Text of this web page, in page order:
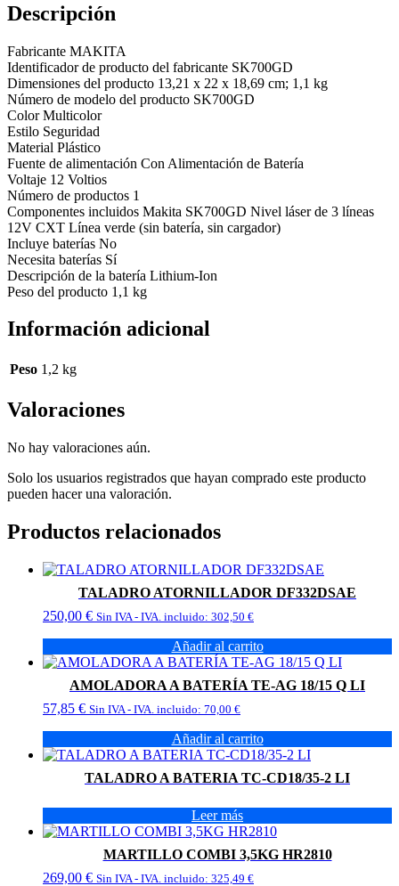
Descripción
Fabricante ‎MAKITA
Identificador de producto del fabricante ‎SK700GD
Dimensiones del producto ‎13,21 x 22 x 18,69 cm; 1,1 kg
Número de modelo del producto ‎SK700GD
Color ‎Multicolor
Estilo ‎Seguridad
Material ‎Plástico
Fuente de alimentación ‎Con Alimentación de Batería
Voltaje ‎12 Voltios
Número de productos ‎1
Componentes incluidos ‎Makita SK700GD Nivel láser de 3 líneas
12V CXT Línea verde (sin batería, sin cargador)
Incluye baterías ‎No
Necesita baterías ‎Sí
Descripción de la batería ‎Lithium-Ion
Peso del producto ‎1,1 kg
Información adicional
Peso 1,2 kg
Valoraciones
No hay valoraciones aún.
Solo los usuarios registrados que hayan comprado este producto
pueden hacer una valoración.
Productos relacionados
TALADRO ATORNILLADOR DF332DSAE
250,00 € Sin IVA - IVA. incluido: 302,50 €
Añadir al carrito
AMOLADORA A BATERÍA TE-AG 18/15 Q LI
57,85 € Sin IVA - IVA. incluido: 70,00 €
Añadir al carrito
TALADRO A BATERIA TC-CD18/35-2 LI
Leer más
MARTILLO COMBI 3,5KG HR2810
269,00 € Sin IVA - IVA. incluido: 325,49 €